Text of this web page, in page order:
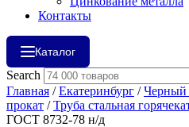
Контакты
Каталог
Search
Главная /Екатеринбург /Черный
прокат /Труба стальная
ГОСТ 8732-78 н/д